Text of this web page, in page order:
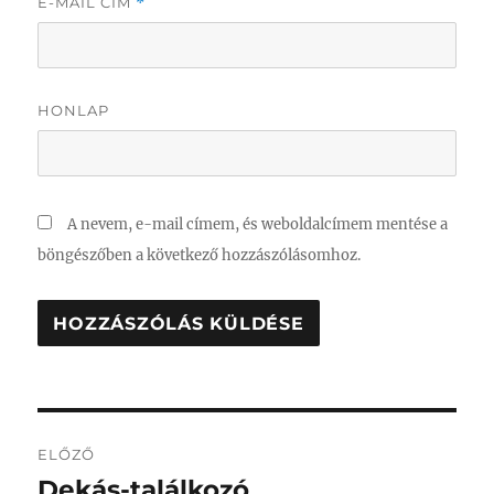
HONLAP
A nevem, e-mail címem, és weboldalcímem mentése a
böngészőben a következő hozzászólásomhoz.
navigáció
ELŐZŐ
Korábbi